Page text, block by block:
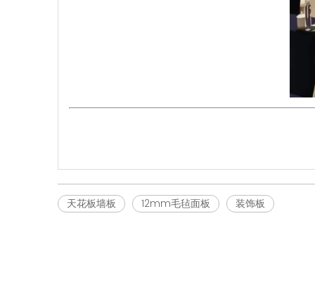
天花板墙板 12mm毛毡面板 装饰板